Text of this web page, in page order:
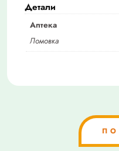
Детали
Аптека
Ломовка